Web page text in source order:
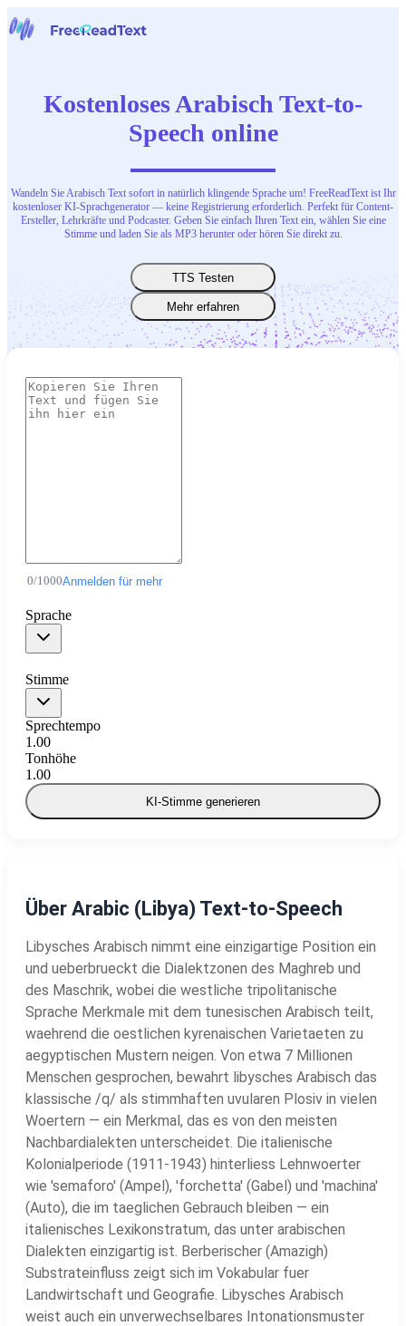
Werkzeuge
Deutsch
Kostenloses Arabisch Text-to-
Speech online
Wandeln Sie Arabisch Text sofort in natürlich klingende Sprache um! FreeReadText ist Ihr
kostenloser KI-Sprachgenerator — keine Registrierung erforderlich. Perfekt für Content-
Ersteller, Lehrkräfte und Podcaster. Geben Sie einfach Ihren Text ein, wählen Sie eine
Stimme und laden Sie als MP3 herunter oder hören Sie direkt zu.
TTS Testen
Mehr erfahren
0/1000Anmelden für mehr
Sprache
Stimme
Sprechtempo
1.00
Tonhöhe
1.00
KI-Stimme generieren
Über Arabic (Libya) Text-to-Speech
Libysches Arabisch nimmt eine einzigartige Position ein
und ueberbrueckt die Dialektzonen des Maghreb und
des Maschrik, wobei die westliche tripolitanische
Sprache Merkmale mit dem tunesischen Arabisch teilt,
waehrend die oestlichen kyrenaischen Varietaeten zu
aegyptischen Mustern neigen. Von etwa 7 Millionen
Menschen gesprochen, bewahrt libysches Arabisch das
klassische /q/ als stimmhaften uvularen Plosiv in vielen
Woertern — ein Merkmal, das es von den meisten
Nachbardialekten unterscheidet. Die italienische
Kolonialperiode (1911-1943) hinterliess Lehnwoerter
wie 'semaforo' (Ampel), 'forchetta' (Gabel) und 'machina'
(Auto), die im taeglichen Gebrauch bleiben — ein
italienisches Lexikonstratum, das unter arabischen
Dialekten einzigartig ist. Berberischer (Amazigh)
Substrateinfluss zeigt sich im Vokabular fuer
Landwirtschaft und Geografie. Libysches Arabisch
weist auch ein unverwechselbares Intonationsmuster